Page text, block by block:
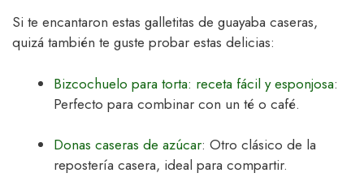
Si te encantaron estas galletitas de guayaba caseras,
quizá también te guste probar estas delicias:
Bizcochuelo para torta: receta fácil y esponjosa:
Perfecto para combinar con un té o café.
Donas caseras de azúcar: Otro clásico de la
repostería casera, ideal para compartir.